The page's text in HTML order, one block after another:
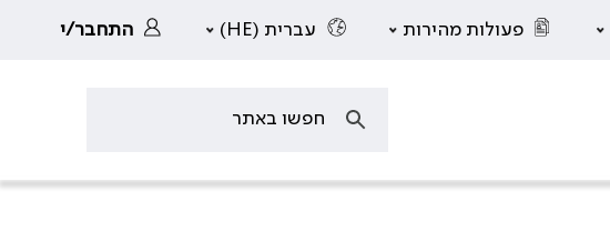
פעולות מהירות עברית (HE) התחבר/י